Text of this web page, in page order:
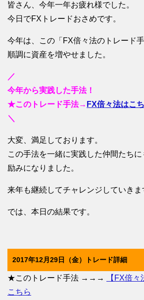
皆さん、今年一年お疲れ様でした。
今日でFXトレードおさめです。
今年は、この「FX倍々法のトレード手
順調に資産を増やせました。
／
今年から実践した手法！
★このトレード手法→ FX倍々法はこ
＼
大変、満足しております。
この手法を一緒に実践した仲間たちに
励みになりました。
来年も継続してチャレンジしていきま
では、本日の結果です。
2017年12月29日（金）トレード詳細
★このトレード手法 →→→
【FX倍
こちら